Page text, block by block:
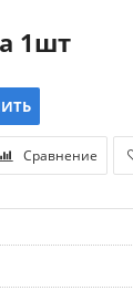
1шт
Сравнение